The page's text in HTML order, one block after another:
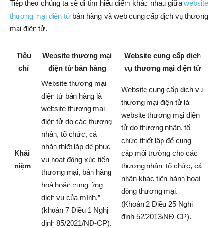
Tiếp theo chúng ta sẽ đi tìm hiểu điểm khác nhau giữawebsite
thương mại điện tử bán hàng và web cung cấp dịch vụ thương
mại điện tử.
Tiêu
chí
Website thương mại
điện tử bán hàng
Website cung cấp dịch
vụ thương mại điện tử
Khái
niệm
Website thương mại
điện tử bán hàng là
website thương mại
điện tử do các thương
nhân, tổ chức, cá
nhân thiết lập để phục
vụ hoạt động xúc tiến
thương mại, bán hàng
hoá hoặc cung ứng
dịch vụ của mình.”
(khoản 7 Điều 1 Nghị
định 85/2021/NĐ-CP).
Website cung cấp dịch vụ
thương mại điện tử là
website thương mại điện
tử do thương nhân, tổ
chức thiết lập để cung
cấp môi trường cho các
thương nhân, tổ chức, cá
nhân khác tiến hành hoạt
động thương mại.
(Khoản 2 Điều 25 Nghị
định 52/2013/NĐ-CP).